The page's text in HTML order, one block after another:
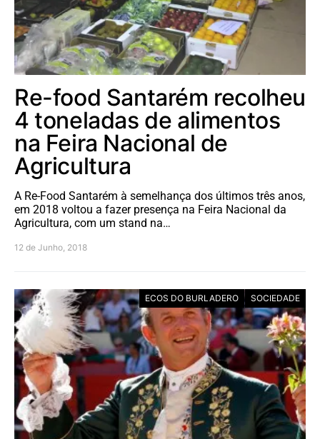
Re-food Santarém recolheu
4 toneladas de alimentos
na Feira Nacional de
Agricultura
A Re-Food Santarém à semelhança dos últimos três anos,
em 2018 voltou a fazer presença na Feira Nacional da
Agricultura, com um stand na…
12 de Junho, 2018
ECOS DO BURLADERO SOCIEDADE